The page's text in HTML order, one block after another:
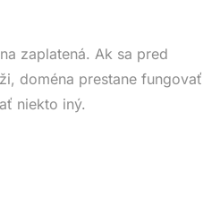
zaplatená. Ak sa pred
doména prestane fungovať
niekto iný.